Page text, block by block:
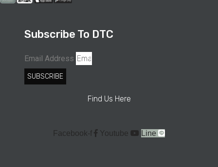
Subscribe To DTC
Email Address
SUBSCRIBE
Find Us Here
Facebook-f Youtube Line